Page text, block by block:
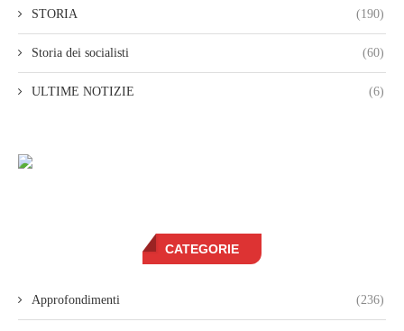
STORIA (190)
Storia dei socialisti (60)
ULTIME NOTIZIE (6)
CATEGORIE
Approfondimenti (236)